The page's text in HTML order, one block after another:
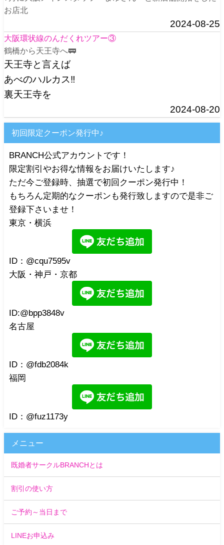
お店北
2024-08-25
大阪環状線のんだくれツアー③
鶴橋から天王寺へ🚃
天王寺と言えば
あべのハルカス‼️
裏天王寺を
2024-08-20
初回限定クーポン発行中♪
BRANCH公式アカウントです！
限定割引やお得な情報をお届けいたします♪
ただ今ご登録時、抽選で初回クーポン発行中！
もちろん定期的なクーポンも発行致しますので是非ご
登録下さいませ！
東京・横浜
ID：@cqu7595v
大阪・神戸・京都
ID:@bpp3848v
名古屋
ID：@fdb2084k
福岡
ID：@fuz1173y
メニュー
既婚者サークルBRANCHとは
割引の使い方
ご予約～当日まで
LINEお申込み